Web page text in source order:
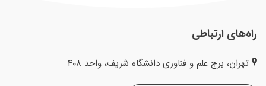
راه‌های ارتباطی
تهران، برج علم و فناوری دانشگاه شریف، واحد ۴۰۸